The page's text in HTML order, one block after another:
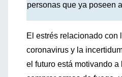
personas que ya poseen
El estrés relacionado con
coronavirus y la
el futuro está motivando a